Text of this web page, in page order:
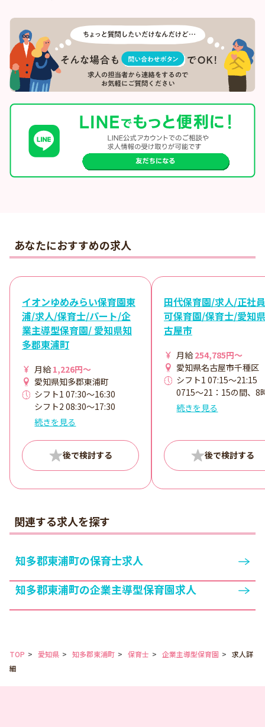
あなたにおすすめの求人
イオンゆめみらい保育園東
浦/求人/保育士/パート/企
業主導型保育園/ 愛知県知
多郡東浦町
月給 1,226円～
愛知県知多郡東浦町
シフト1 07:30～16:30
シフト2 08:30～17:30
シフト3 09:30～18:30
7：00～22：00内 実働8時
オープンから現在まで、お
20:00です。
続きを見る
田代保育園/求人/正社
可保育園/保育士/愛知
古屋市
月給 254,785円～
愛知県名古屋市千種区
シフト1 07:15～21:15
0715～21：15の間、8
シフト制
続きを見る
関連する求人を探す
知多郡東浦町の保育士求人
知多郡東浦町の企業主導型保育園求人
TOP 愛知県 知多郡東浦町 保育士 企業主導型保育園
求人詳
細